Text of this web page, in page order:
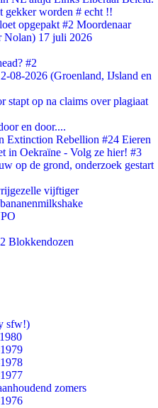
gekker worden # echt !!
opgepakt #2 Moordenaar
Nolan) 17 juli 2026
#2
08-2026 (Groenland, IJsland en
stapt op na claims over plagiaat
en door....
Extinction Rebellion #24 Eieren
in Oekraïne - Volg ze hier! #3
op de grond, onderzoek gestart
vijftiger
Blokkendozen
sfw!)
zomers